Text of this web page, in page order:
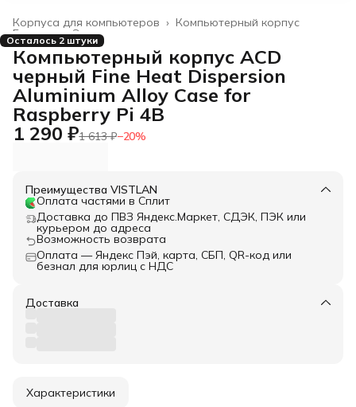
Компьютерный корпус
Корпуса для компьютеров ›
Электроника
Главная ›
Осталось 2 штуки
Компьютерный корпус ACD
черный Fine Heat Dispersion
Aluminium Alloy Case for
Raspberry Pi 4B
1 290 ₽1 613 ₽−20%
Преимущества VISTLAN
Оплата частями в Сплит
Доставка до ПВЗ Яндекс.Маркет, СДЭК, ПЭК или
курьером до адреса
Возможность возврата
Оплата — Яндекс Пэй, карта, СБП, QR-код или
безнал для юрлиц с НДС
Доставка
Характеристики